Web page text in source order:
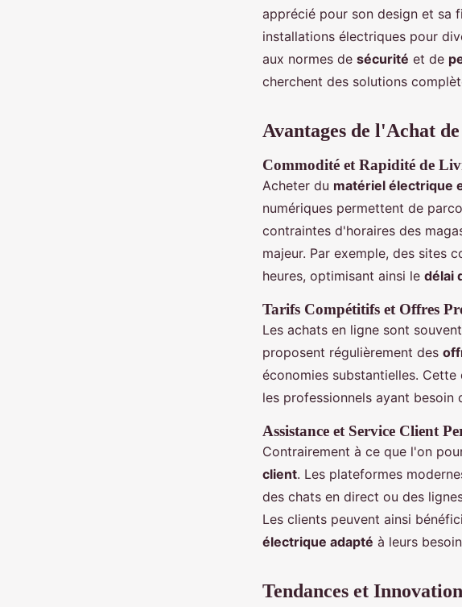
apprécié pour son design et sa
installations électriques pour
aux normes de sécurité et de
cherchent des solutions
Avantages de l'Achat
Commodité et Rapidité de
Acheter du matériel électrique
numériques permettent de
contraintes d'horaires des
majeur. Par exemple, des sites
heures, optimisant ainsi le délai
Tarifs Compétitifs et Offres
Les achats en ligne sont
proposent régulièrement des
économies substantielles.
les professionnels ayant
Assistance et Service Client
Contrairement à ce que l'on
client. Les plateformes
des chats en direct ou des
Les clients peuvent ainsi
électrique adapté à leurs
Tendances et